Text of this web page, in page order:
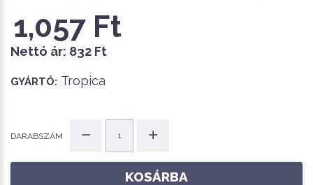
1,057 Ft
Nettó ár: 832 Ft
GYÁRTÓ: Tropica
DARABSZÁM
KOSÁRBA